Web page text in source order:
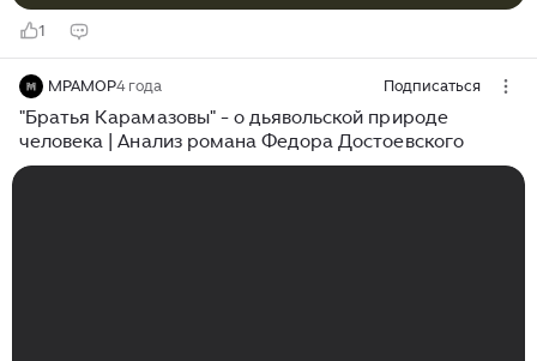
1
МРАМОР4 года Подписаться
"Братья Карамазовы" - о дьявольской природе
человека | Анализ романа Федора Достоевского